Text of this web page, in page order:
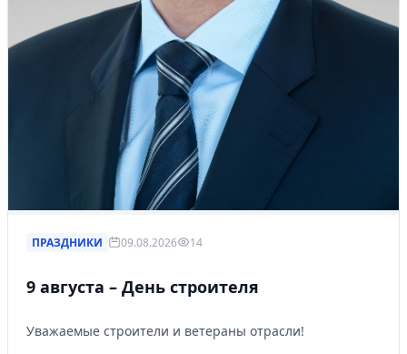
ПРАЗДНИКИ 09.08.2026 14
9 августа – День строителя
Уважаемые строители и ветераны отрасли!